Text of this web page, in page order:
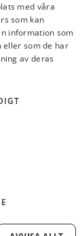
AB
med våra
som kan
information som
som de har
av deras